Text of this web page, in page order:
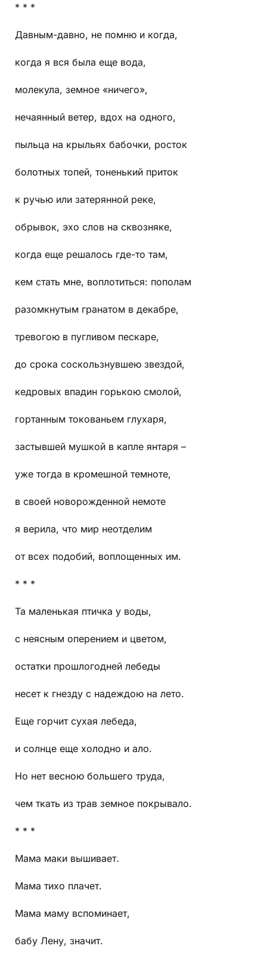
* * *
Давным-давно, не помню и когда,
когда я вся была еще вода,
молекула, земное «ничего»,
нечаянный ветер, вдох на одного,
пыльца на крыльях бабочки, росток
болотных топей, тоненький приток
к ручью или затерянной реке,
обрывок, эхо слов на сквозняке,
когда еще решалось где-то там,
кем стать мне, воплотиться: пополам
разомкнутым гранатом в декабре,
тревогою в пугливом пескаре,
до срока соскользнувшею звездой,
кедровых впадин горькою смолой,
гортанным токованьем глухаря,
застывшей мушкой в капле янтаря –
уже тогда в кромешной темноте,
в своей новорожденной немоте
я верила, что мир неотделим
от всех подобий, воплощенных им.
* * *
Та маленькая птичка у воды,
с неясным оперением и цветом,
остатки прошлогодней лебеды
несет к гнезду с надеждою на лето.
Еще горчит сухая лебеда,
и солнце еще холодно и ало.
Но нет весною большего труда,
чем ткать из трав земное покрывало.
* * *
Мама маки вышивает.
Мама тихо плачет.
Мама маму вспоминает,
бабу Лену, значит.